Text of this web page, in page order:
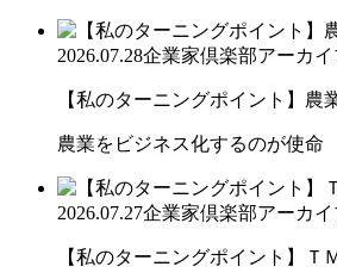
2026.07.28企業家倶楽部アーカイ
【私のターニングポイント】
農業をビジネス化するのが使命
2026.07.27企業家倶楽部アーカイ
【私のターニングポイント】